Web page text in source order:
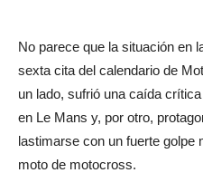
No parece que la situación en
sexta cita del calendario de
un lado, sufrió una caída
en Le Mans y, por otro,
lastimarse con un fuerte golpe
moto de motocross.